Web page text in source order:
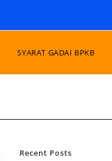
SYARAT GADAI BPKB
Recent Posts